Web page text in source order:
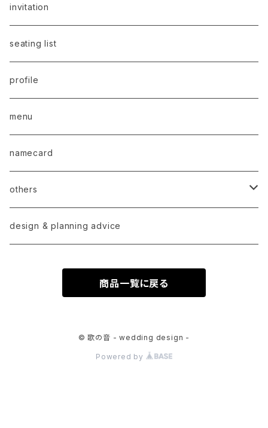
invitation
seating list
profile
menu
namecard
others
order
design & planning advice
商品一覧に戻る
© 歌の音 - wedding design -
Powered by